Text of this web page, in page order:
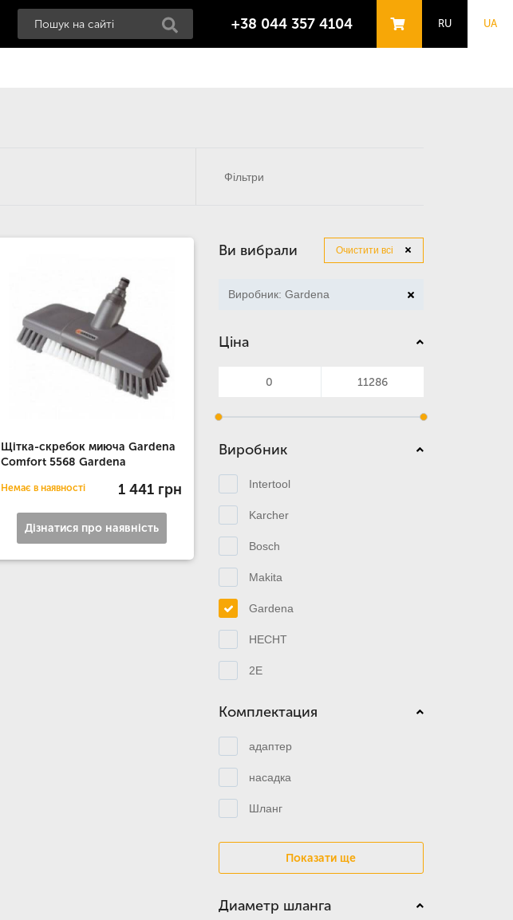
+38 044 357 4104 RU UA
Щітка-скребок миюча Gardena
Comfort 5568 Gardena
Немає в наявності 1 441 грн
Дізнатися про наявність
Ви вибрали Очистити всі
Виробник: Gardena
Ціна
Виробник
Intertool
Karcher
Bosch
Makita
Gardena
HECHT
2E
Комплектация
адаптер
насадка
Шланг
Показати ще
Диаметр шланга
Фільтри